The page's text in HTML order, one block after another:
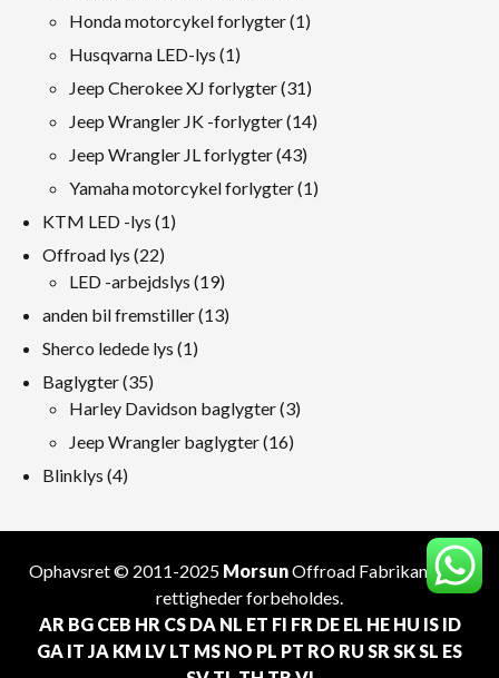
produkter
Honda motorcykel forlygter 11
Husqvarna LED-lys 11
produkt
Jeep Cherokee XJ forlygter 3131
produkter
Jeep Wrangler JK -forlygter 1414
Jeep Wrangler JL forlygter 4343
produkter
Yamaha motorcykel forlygter 11
KTM LED -lys 11
Offroad lys 2222
produkter
LED -arbejdslys 1919
produkter
anden bil fremstiller 1313
Sherco ledede lys 11
Baglygter 3535
produkter
Harley Davidson baglygter 33
Jeep Wrangler baglygter 1616
Blinklys 44
Ophavsret © 2011-2025 MorsunOffroad Fabrikant . Alle
rettigheder forbeholdes.
AR BG CEB HR CS DA NL ET FI FR DE EL HE HU IS ID
GA IT JA KM LV LT MS NO PL PT RO RU SR SKSL ES